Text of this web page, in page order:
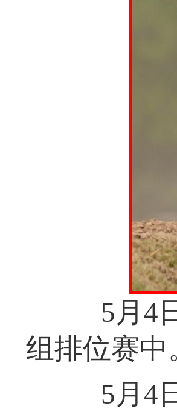
5月4日,
组排位赛中
5月4日